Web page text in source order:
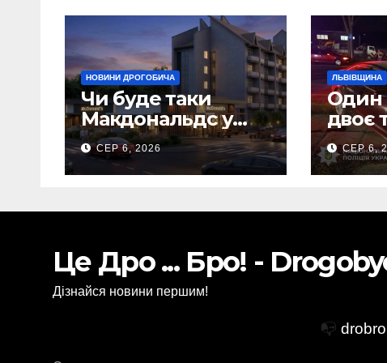
НОВИНИ ДРОГОБИЧА
Чи буде таки
Макдональдс у
Дрогобичі? (Фото)
СЕР 6, 2026
ЛЬВІВЩИНА
Один
двоє
СЕР 6,
Це Дро ... Бро! -
Дізнайся новини першим!
📭